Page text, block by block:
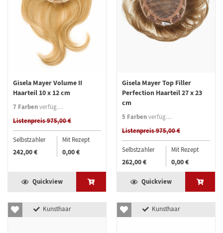
Gisela Mayer Volume II
Haarteil 10 x 12 cm
7 Farbenverfügbar
Listenpreis 975,00 €
Selbstzahler
242,00 €
Mit Rezept
0,00 €
Quickview
Gisela Mayer Top Filler
Perfection Haarteil 27 x 23
cm
5 Farbenverfügbar
Listenpreis 975,00 €
Selbstzahler
262,00 €
Mit Rezept
0,00 €
Quickview
Kunsthaar Kunsthaar